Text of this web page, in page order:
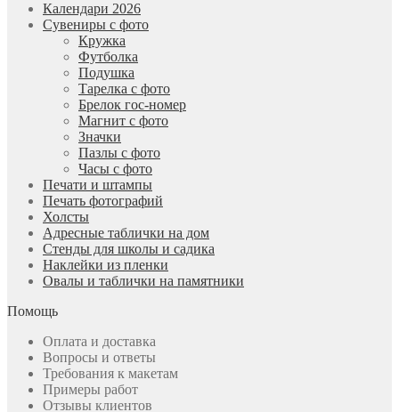
Календари 2026
Сувениры с фото
Кружка
Футболка
Подушка
Тарелка с фото
Брелок гос-номер
Магнит с фото
Значки
Пазлы с фото
Часы с фото
Печати и штампы
Печать фотографий
Холсты
Адресные таблички на дом
Стенды для школы и садика
Наклейки из пленки
Овалы и таблички на памятники
Помощь
Оплата и доставка
Вопросы и ответы
Требования к макетам
Примеры работ
Отзывы клиентов